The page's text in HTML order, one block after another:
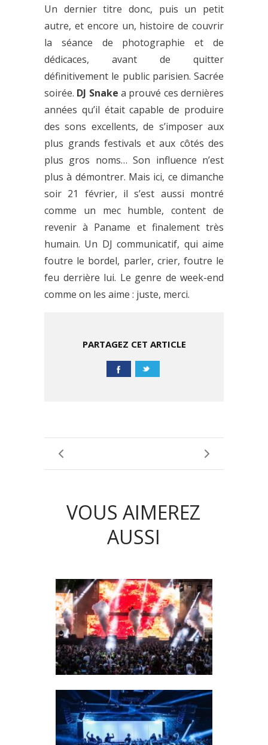
Un dernier titre donc, puis un petit
autre, et encore un, histoire de couvrir
la séance de photographie et de
dédicaces, avant de quitter
définitivement le public parisien. Sacrée
soirée. DJ Snake a prouvé ces dernières
années qu’il était capable de produire
des sons excellents, de s’imposer aux
plus grands festivals et aux côtés des
plus gros noms… Son influence n’est
plus à démontrer. Mais ici, ce dimanche
soir 21 février, il s’est aussi montré
comme un mec humble, content de
revenir à Paname et finalement très
humain. Un DJ communicatif, qui aime
foutre le bordel, parler, crier, foutre le
feu derrière lui. Le genre de week-end
comme on les aime : juste, merci.
PARTAGEZ CET ARTICLE
VOUS AIMEREZ
AUSSI
SUMMER SOUND : QUAND
ROCHEFORT S’APPRÊTE À
TREMBLER UNE NOUVELLE
FOIS